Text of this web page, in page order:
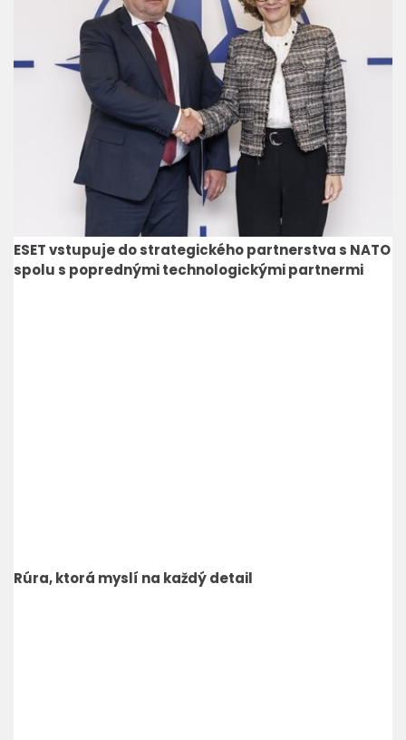
ESET vstupuje do strategického partnerstva s NATO
spolu s poprednými technologickými partnermi
Rúra, ktorá myslí na každý detail